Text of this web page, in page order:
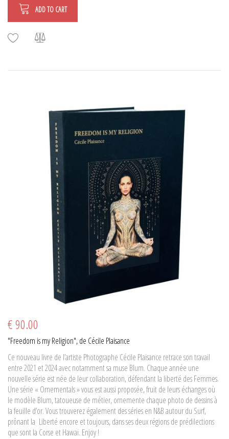
ADD TO CART
€ 90.00
"Freedom is my Religion", de Cécile Plaisance
Ce nouveau livre de l’artiste Photographe Cécile Plaisance retrace son travail
entre 2021 et 2024 avec notamment sa muse Blum. Chaque année une
nouvelle série est née de leur collaboration, défendant la liberté des Femmes.
Une série « Ornementals » vous est aussi proposée, fruit de leurs échanges où
le modèle Blum, tatoueuse de métier, ornemente chaque photo de dessins à
la feuille d’or. Vous trouverez également des séries en N&B autour du Surf,
prônant la Liberté encore et toujours, dans ses deux régions de prédilections
que sont la Corse et Hawaï. Enjoy !